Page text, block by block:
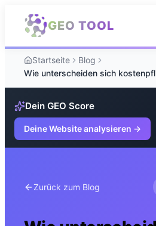
Zum Hauptinhalt springen
GEO TOOL
Startseite
Blog
Dein GEO Score
Deine Website analysieren →
Zurück zum Blog